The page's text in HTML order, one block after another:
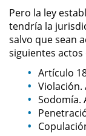
Pero la ley
tendría la
salvo que sean
siguientes actos
Artículo
Violación.
Sodomía.